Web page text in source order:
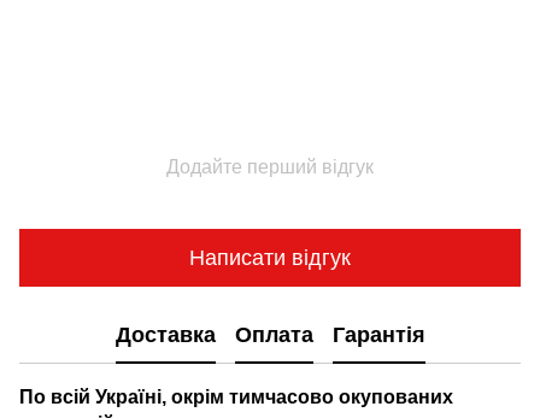
Додайте перший відгук
Написати відгук
Доставка Оплата Гарантія
По всій Україні, окрім тимчасово окупованих